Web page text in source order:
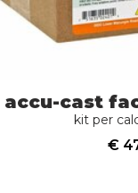
accu-cast
kit per
€